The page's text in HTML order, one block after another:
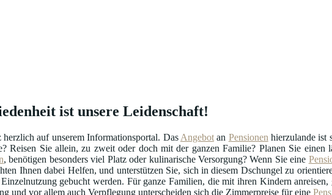
ist unsere Leidenschaft!
auf unserem Informationsportal. Das Angebotan Pensionen hierzulande ist
Sie allein, zu zweit oder doch mit der ganzen Familie? Planen Sie einen
, benötigen besonders viel Platz oder kulinarische Versorgung? Wenn Sie eine
Ihnen dabei Helfen, und unterstützen Sie, sich in diesem Dschungel zu
gebucht werden. Für ganze Familien, die mit ihren Kindern
und vor allem auch Verpflegung unterscheiden sich die Zimmerpreise für eine